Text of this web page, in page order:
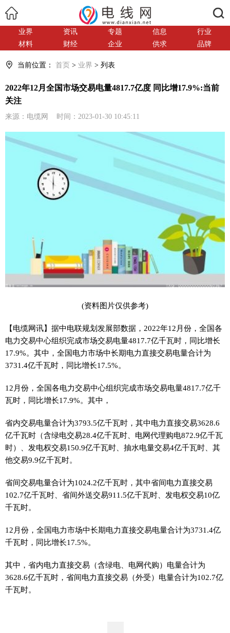
业界 资讯 专题 信息
行业
材料
财经 企业 供求 品牌
当前位置： 首页 > 业界 > 列表
2022年12月全国市场交易电量4817.7亿度 同比增17.9%:当前
关注
来源：电缆网 时间：2023-01-30 10:45:11
(资料图片仅供参考)
【电缆网讯】据中电联规划发展部数据，2022年12月份，全国各
电力交易中心组织完成市场交易电量4817.7亿千瓦时，同比增长
17.9%。其中，全国电力市场中长期电力直接交易电量合计为
3731.4亿千瓦时，同比增长17.5%。
12月份，全国各电力交易中心组织完成市场交易电量4817.7亿千
瓦时，同比增长17.9%。其中，
省内交易电量合计为3793.5亿千瓦时，其中电力直接交易3628.6
亿千瓦时（含绿电交易28.4亿千瓦时、电网代理购电872.9亿千瓦
时）、发电权交易150.9亿千瓦时、抽水电量交易4亿千瓦时、其
他交易9.9亿千瓦时。
省间交易电量合计为1024.2亿千瓦时，其中省间电力直接交易
102.7亿千瓦时、省间外送交易911.5亿千瓦时、发电权交易10亿
千瓦时。
12月份，全国电力市场中长期电力直接交易电量合计为3731.4亿
千瓦时，同比增长17.5%。
其中，省内电力直接交易（含绿电、电网代购）电量合计为
3628.6亿千瓦时，省间电力直接交易（外受）电量合计为102.7亿
千瓦时。